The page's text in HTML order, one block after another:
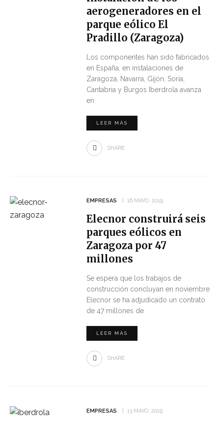
aerogeneradores en el
parque eólico El
Pradillo (Zaragoza)
Los componentes han sido fabricados
en España, en instalaciones de
Zaragoza, Navarra, Gijón, Soria,
Cantabria y Burgos Iberdrola avanza
en
LEER MÁS
SHARE
EMPRESAS 16 MAYO, 2019
Elecnor construirá seis
parques eólicos en
Zaragoza por 47
millones
Se espera que los trabajos de
construcción concluyan en noviembre
Elecnor se ha adjudicado un contrato
de 47 millones de
LEER MÁS
SHARE
EMPRESAS 13 MAYO, 2019